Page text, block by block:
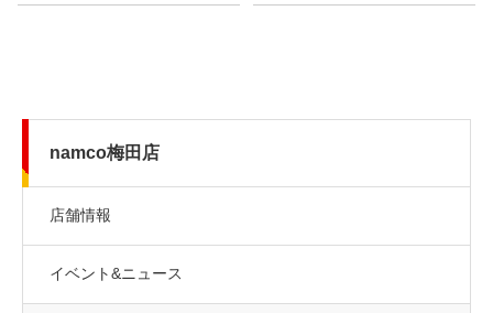
namco梅田店
店舗情報
イベント&ニュース